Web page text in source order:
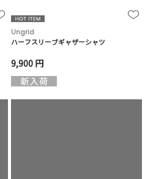
Ungrid
ハーフスリーブギャザーシャツ
9,900 円